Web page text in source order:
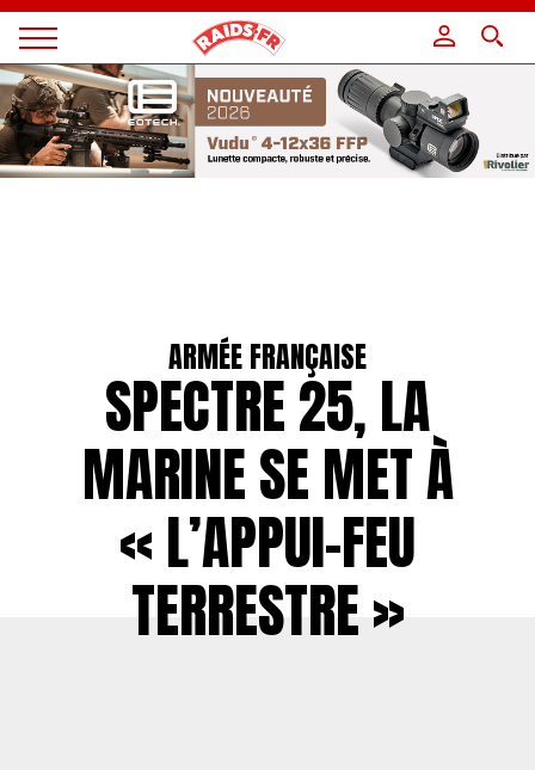
Magazine
Raids
ARMÉE FRANÇAISE
SPECTRE 25, LA
MARINE SE MET À
« L’APPUI-FEU
TERRESTRE »
Panneau de gestion des cookies